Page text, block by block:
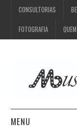
CONSULTORIAS
FOTOGRAFIA
MENU